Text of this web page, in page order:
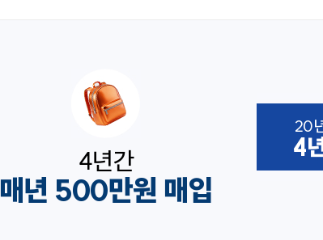
4년간
매년 500만원 매입
20
4